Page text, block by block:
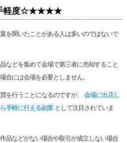
手軽度☆★★★★
を聞いたことがある人は多いのではないで
などを集めて会場で第三者に売却すること
合には会場を必要としません。
を行うことになるのですが、
会場に出店し
手軽に行える副業 として注目されていま
品などがない場合や取引が成立しない場合